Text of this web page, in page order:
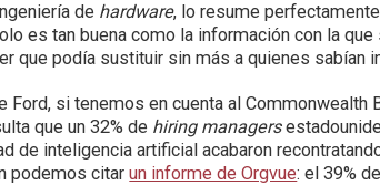
de hardware, lo resume
es tan buena como la información con la
que podía sustituir sin más a quienes sabían
Ford, si tenemos en cuenta al Commonwealth
que un 32% de hiring managers
de inteligencia artificial acabaron
podemos citarun informe de Orgvue: el 39%